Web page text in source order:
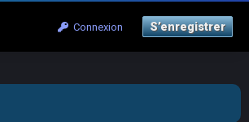
Connexion S’enregistrer